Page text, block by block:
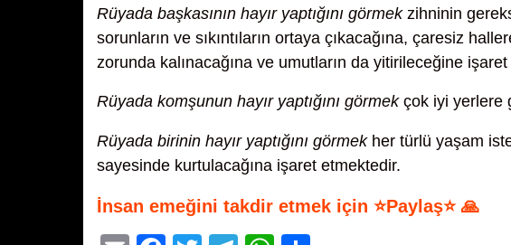
Rüyada başkasının hayır yaptığını görmekzihninin
sorunların ve sıkıntıların ortaya çıkacağına, çaresiz
zorunda kalınacağına ve umutların da yitirileceğine
Rüyada komşunun hayır yaptığını görmekçok iyi yerlere
Rüyada birinin hayır yaptığını görmekher türlü yaşam
sayesinde kurtulacağına işaret etmektedir.
İnsan emeğini takdir etmek için ⭐Paylaş⭐ 🙏